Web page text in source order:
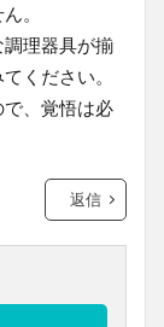
。
理器具が揃
ください。
、覚悟は必
返信